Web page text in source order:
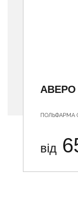
АВЕРО
ПОЛЬФАРМА
від